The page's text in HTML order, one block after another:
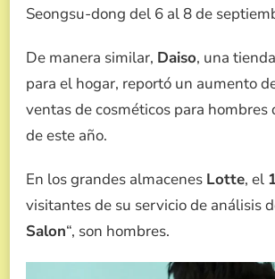
Seongsu-dong del 6 al 8 de
De manera similar, Daiso, una
para el hogar, reportó un aumento
ventas de cosméticos para hombres
de este año.
En los grandes almacenes Lotte, el
visitantes de su servicio de análisis
Salon“, son hombres.